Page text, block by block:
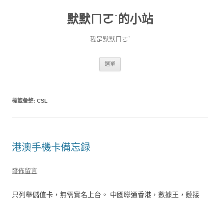
默默ㄇㄛˋ的小站
我是默默ㄇㄛˋ
選單
標籤彙整: CSL
港澳手機卡備忘録
發佈留言
只列舉儲值卡，無需實名上台。 中國聯通香港，數據王，鏈接